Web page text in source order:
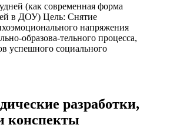
(как современная форма
в ДОУ) Цель: Снятие
напряжения
образова-тельного процесса,
успешного социального
разработки,
конспекты